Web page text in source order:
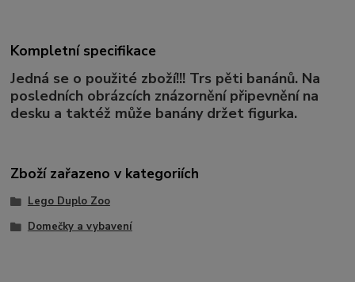
Kompletní specifikace
Jedná se o použité zboží!!! Trs pěti banánů. Na
posledních obrázcích znázornění připevnění na
desku a taktéž může banány držet figurka.
Zboží zařazeno v kategoriích
Lego Duplo Zoo
Domečky a vybavení